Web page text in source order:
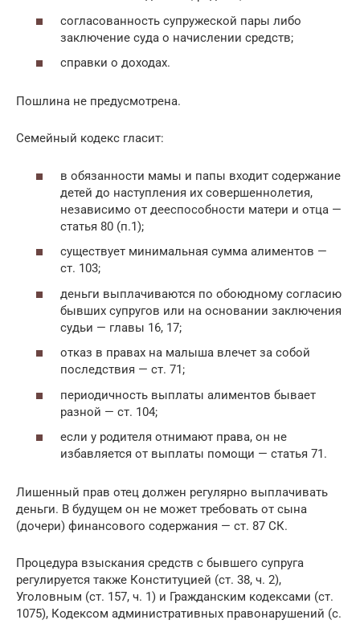
согласованность супружеской пары либо
заключение суда о начислении средств;
справки о доходах.
Пошлина не предусмотрена.
Семейный кодекс гласит:
в обязанности мамы и папы входит содержание
детей до наступления их совершеннолетия,
независимо от дееспособности матери и отца —
статья 80 (п.1);
существует минимальная сумма алиментов —
ст. 103;
деньги выплачиваются по обоюдному согласию
бывших супругов или на основании заключения
судьи — главы 16, 17;
отказ в правах на малыша влечет за собой
последствия — ст. 71;
периодичность выплаты алиментов бывает
разной — ст. 104;
если у родителя отнимают права, он не
избавляется от выплаты помощи — статья 71.
Лишенный прав отец должен регулярно выплачивать
деньги. В будущем он не может требовать от сына
(дочери) финансового содержания — ст. 87 СК.
Процедура взыскания средств с бывшего супруга
регулируется также Конституцией (ст. 38, ч. 2),
Уголовным (ст. 157, ч. 1) и Гражданским кодексами (ст.
1075), Кодексом административных правонарушений (с.